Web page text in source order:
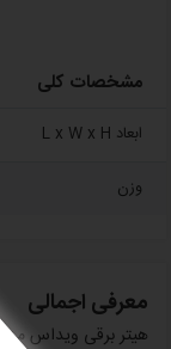
مشخصات کلی
ابعاد L x W x H
وزن
معرفی اجمالی
هیتر برقی ویداس مدل VIR-8055